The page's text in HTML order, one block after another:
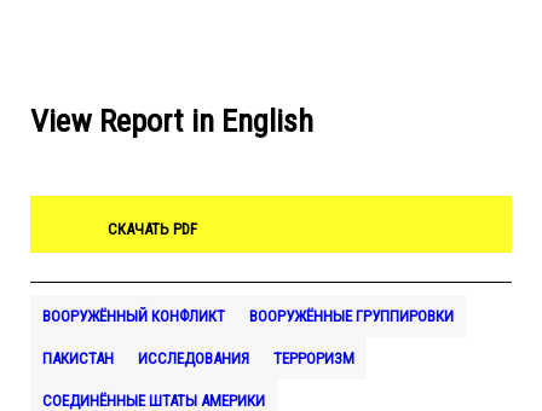
View Report in English
СКАЧАТЬ PDF
ВООРУЖЁННЫЙ КОНФЛИКТ ВООРУЖЁННЫЕ ГРУППИРОВКИ
ПАКИСТАН ИССЛЕДОВАНИЯ ТЕРРОРИЗМ
СОЕДИНЁННЫЕ ШТАТЫ АМЕРИКИ